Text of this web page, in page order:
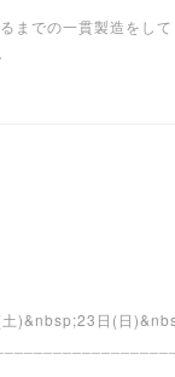
までの一貫製造をし
)&nbsp;23日(日